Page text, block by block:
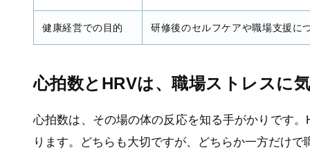
健康経営での目的 研修後のセルフケアや職場支援に
心拍数とHRVは、職場ストレスに
心拍数は、その場の体の反応を知る手がかりです
ります。どちらも大切ですが、どちらか一方だけ